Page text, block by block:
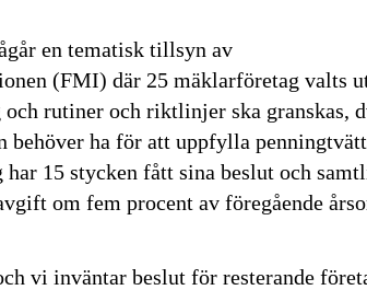
en tematisk tillsyn av
(FMI) där 25 mäklarföretag valts
rutiner och riktlinjer ska granskas,
behöver ha för att uppfylla
har 15 stycken fått sina beslut och
om fem procent av föregående
vi inväntar beslut för resterande